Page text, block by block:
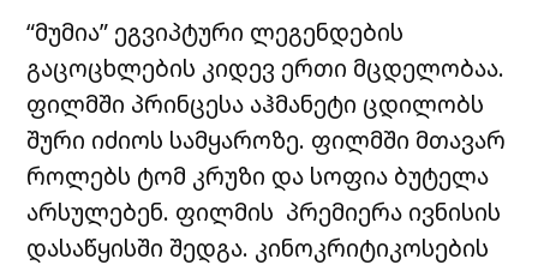
“მუმია” ეგვიპტური ლეგენდების
გაცოცხლების კიდევ ერთი მცდელობაა.
ფილმში პრინცესა აჰმანეტი ცდილობს
შური იძიოს სამყაროზე. ფილმში მთავარ
როლებს ტომ კრუზი და სოფია ბუტელა
არსულებენ. ფილმის პრემიერა ივნისის
დასაწყისში შედგა. კინოკრიტიკოსების